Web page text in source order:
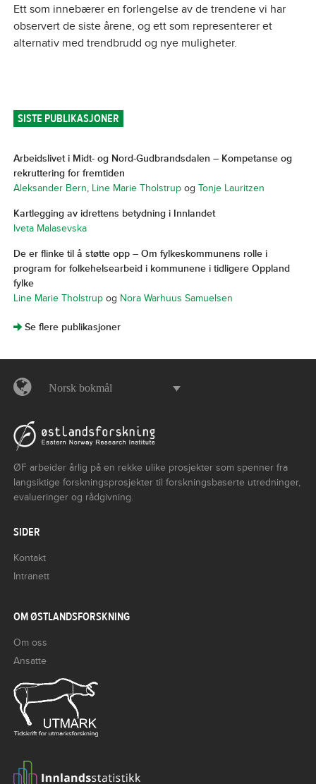
Ett som innebærer en forlengelse av de trendene vi har
observert de siste årene, og ett som representerer et
alternativ med trendbrudd og nye muligheter.
SISTE PUBLIKASJONER
Arbeidslivet i Midt- og Nord-Gudbrandsdalen – Kompetanse og
rekruttering for fremtiden
Aleksander Bern, Line Marie Tholstrupog Tonje Lauritzen
Kartlegging av idrettens betydning i Innlandet
Iveta Malasevska
De er flinke til å støtte opp – Om fylkeskommunens rolle i
program for folkehelsearbeid i kommunene i tidligere Oppland
fylke
Line Marie Tholstrupog Nora Warhuus Samuelsen
]Se flere publikasjoner
Norsk bokmål
ØF arbeider årlig på en rekke ulike prosjekter som spenner fra
langsiktige forskningsprosjekter til forskningsbaserte utredninger,
evalueringer og rådgivning.
SIDER
Kontakt
Intranett
OM ØSTLANDSFORSKNING
Om oss
Ansatte